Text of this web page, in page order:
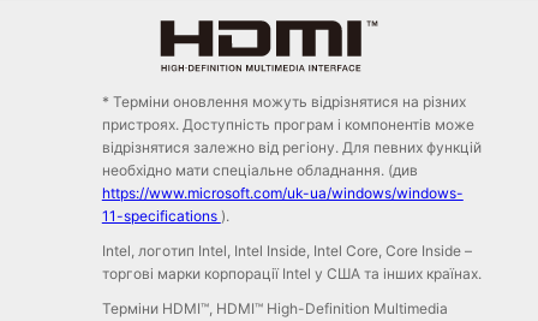
* Терміни оновлення можуть відрізнятися на різних
пристроях. Доступність програм і компонентів може
відрізнятися залежно від регіону. Для певних функцій
необхідно мати спеціальне обладнання. (див
https://www.microsoft.com/uk-ua/windows/windows-
11-specifications ).
Intel, логотип Intel, Intel Inside, Intel Core, Core Inside –
торгові марки корпорації Intel у США та інших країнах.
Терміни HDMI™, HDMI™ High-Definition Multimedia